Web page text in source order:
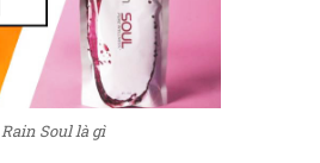
Rain Soul là gì